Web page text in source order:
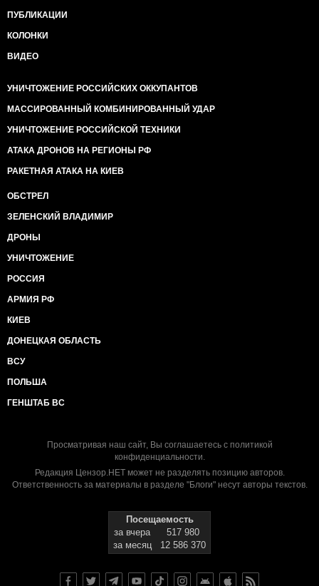
ПУБЛИКАЦИИ
КОЛОНКИ
ВИДЕО
УНИЧТОЖЕНИЕ РОССИЙСКИХ ОККУПАНТОВ
МАССИРОВАННЫЙ КОМБИНИРОВАННЫЙ УДАР
УНИЧТОЖЕНИЕ РОССИЙСКОЙ ТЕХНИКИ
АТАКА ДРОНОВ НА РЕГИОНЫ РФ
РАКЕТНАЯ АТАКА НА КИЕВ
ОБСТРЕЛ
ЗЕЛЕНСКИЙ ВЛАДИМИР
ДРОНЫ
УНИЧТОЖЕНИЕ
РОССИЯ
АРМИЯ РФ
КИЕВ
ДОНЕЦКАЯ ОБЛАСТЬ
ВСУ
ПОЛЬША
ГЕНШТАБ ВС
Просматривая наш сайт, Вы соглашаетесь с политикой
конфиденциальности.
Редакция Цензор.НЕТ может не разделять позицию авторов.
Ответственность за материалы в разделе "Блоги" несут авторы текстов.
Посещаемость
за вчера
517 980
за месяц
12 586 370